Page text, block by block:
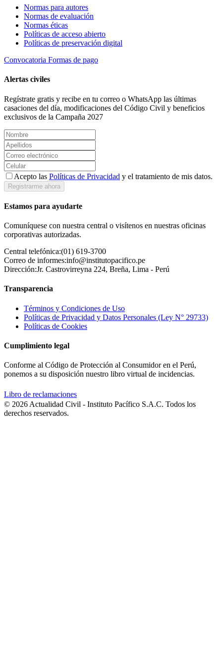
Normas para autores
Normas de evaluación
Normas éticas
Políticas de acceso abierto
Políticas de preservación digital
Convocatoria Formas de pago
Alertas civiles
Regístrate gratis y recibe en tu correo o WhatsApp las últimas
casaciones del día, modificaciones del Código Civil y beneficios
exclusivos de la Campaña 2027
Acepto las Políticas de Privacidad y el tratamiento de mis datos.
Registrarme ahora
Estamos para ayudarte
Comuníquese con nuestra central o visítenos en nuestras oficinas
corporativas autorizadas.
Central telefónica:(01) 619-3700
Correo de informes:info@institutopacifico.pe
Dirección:Jr. Castrovirreyna 224, Breña, Lima - Perú
Transparencia
Términos y Condiciones de Uso
Políticas de Privacidad y Datos Personales (Ley N° 29733)
Políticas de Cookies
Cumplimiento legal
Conforme al Código de Protección al Consumidor en el Perú,
ponemos a su disposición nuestro libro virtual de incidencias.
Libro de reclamaciones
© 2026 Actualidad Civil - Instituto Pacífico S.A.C. Todos los
derechos reservados.